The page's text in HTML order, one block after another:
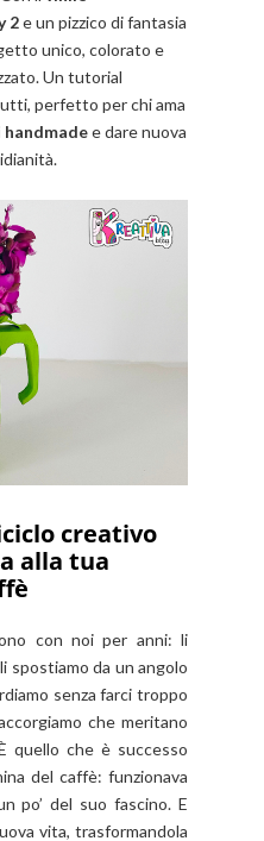
2e un pizzico di fantasia
unico, colorato e
Un tutorial
perfetto per chi ama
e dare nuova
creativo
alla tua
con noi per anni: li
spostiamo da un angolo
senza farci troppo
che meritano
quello che è successo
del caffè: funzionava
po’ del suo fascino. E
vita, trasformandola